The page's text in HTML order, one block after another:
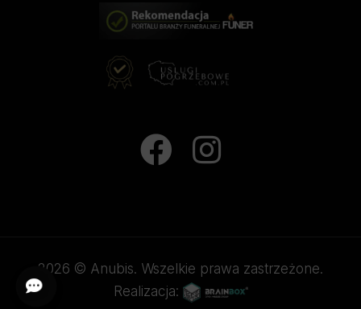
2026 © Anubis. Wszelkie prawa zastrzeżone.
Realizacja: